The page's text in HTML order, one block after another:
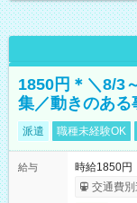
1850円＊＼8/3
集／動きのある
派遣 職種未経験OK
給与
時給1850
交通費別